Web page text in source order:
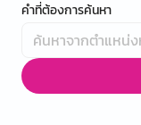
คำที่ต้องการค้นหา